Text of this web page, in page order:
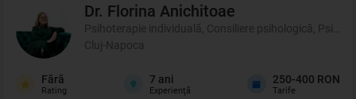
Dr. Florina Anichitoae
Psihoterapie individuală, Consiliere psihologică,
Cluj-Napoca
Fără
Rating
7 ani
Experienţă
250-400 RON
Tarife